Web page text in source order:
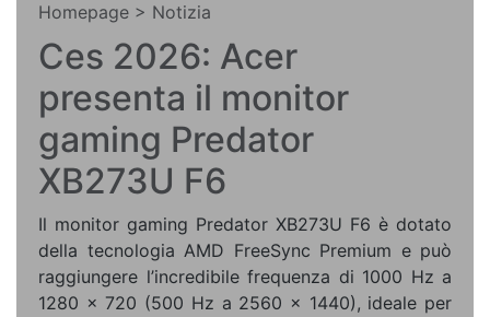
Homepage > Notizia
Ces 2026: Acer
presenta il monitor
gaming Predator
XB273U F6
Il monitor gaming Predator XB273U F6 è dotato
della tecnologia AMD FreeSync Premium e può
raggiungere l’incredibile frequenza di 1000 Hz a
1280 x 720 (500 Hz a 2560 x 1440), ideale per